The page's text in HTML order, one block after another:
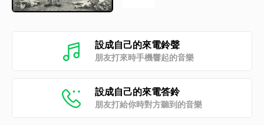
設成自己的來電鈴聲
朋友打來時手機響起的音樂
設成自己的來電答鈴
朋友打給你時對方聽到的音樂